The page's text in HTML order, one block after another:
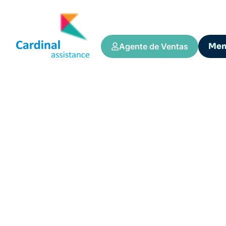
Agente de Ventas